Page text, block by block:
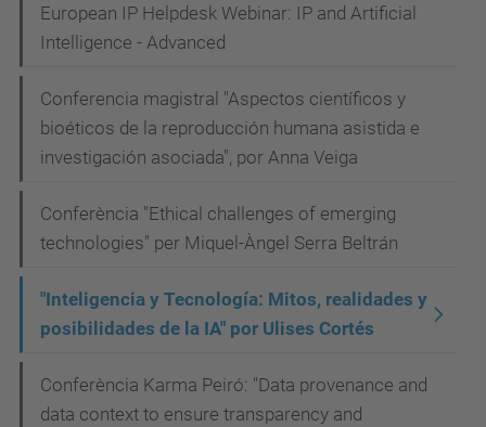
European IP Helpdesk Webinar: IP and Artificial
Intelligence - Advanced
Conferencia magistral "Aspectos científicos y
bioéticos de la reproducción humana asistida e
investigación asociada", por Anna Veiga
Conferència "Ethical challenges of emerging
technologies" per Miquel-Àngel Serra Beltrán
"Inteligencia y Tecnología: Mitos, realidades y
posibilidades de la IA" por Ulises Cortés
Conferència Karma Peiró: "Data provenance and
data context to ensure transparency and